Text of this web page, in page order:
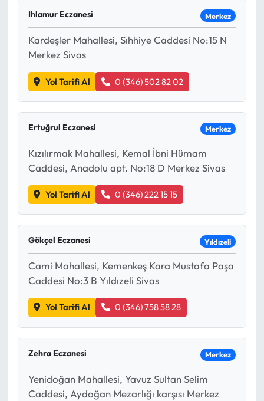
Ihlamur Eczanesi Merkez
Kardeşler Mahallesi, Sıhhiye Caddesi No:15 N
Merkez Sivas
Yol Tarifi Al 0 (346) 502 82 02
Ertuğrul Eczanesi Merkez
Kızılırmak Mahallesi, Kemal İbni Hümam
Caddesi, Anadolu apt. No:18 D Merkez Sivas
Yol Tarifi Al 0 (346) 222 15 15
Gökçel Eczanesi Yıldızeli
Cami Mahallesi, Kemenkeş Kara Mustafa Paşa
Caddesi No:3 B Yıldızeli Sivas
Yol Tarifi Al 0 (346) 758 58 28
Zehra Eczanesi Merkez
Yenidoğan Mahallesi, Yavuz Sultan Selim
Caddesi, Aydoğan Mezarlığı karşısı Merkez
Eğitim
Ekonomi
Güncel
İskilip Haberleri
Kargı Haberleri
Kimdir?
Kültür Sanat
Magazin
Ortaköy Haberleri
Osmancık Haberleri